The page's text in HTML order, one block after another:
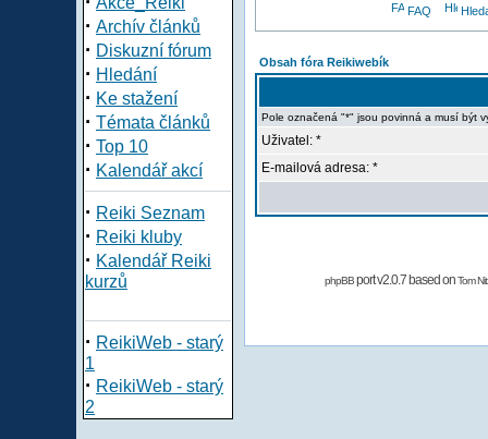
· Archív článků
· Diskuzní fórum
· Hledání
· Ke stažení
· Témata článků
· Top 10
· Kalendář akcí
· Reiki Seznam
· Reiki kluby
· Kalendář Reiki
kurzů
· ReikiWeb - starý
1
· ReikiWeb - starý
2
FAQ
Obsah fóra Reikiwebík
Pole označená "*" jsou povinná a musí být
Uživatel: *
E-mailová adresa: *
phpBBport v2.0.7 based onTom